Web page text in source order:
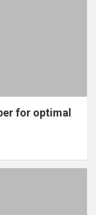
for optimal